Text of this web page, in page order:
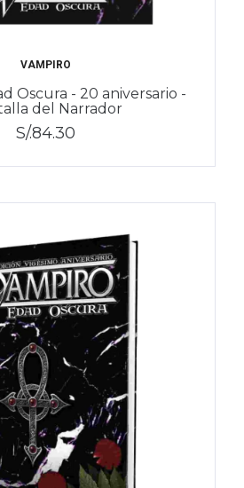
VAMPIRO
Oscura - 20 aniversario -
del Narrador
S/.84.30